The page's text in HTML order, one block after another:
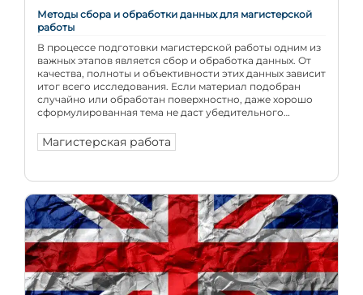
Методы сбора и обработки данных для магистерской
работы
В процессе подготовки магистерской работы одним из
важных этапов является сбор и обработка данных. От
качества, полноты и объективности этих данных зависит
итог всего исследования. Если материал подобран
случайно или обработан поверхностно, даже хорошо
сформулированная тема не даст убедительного
сбора и анализа данных помогают: упростить процесс
исследования; получить более точные […]
Магистерская работа